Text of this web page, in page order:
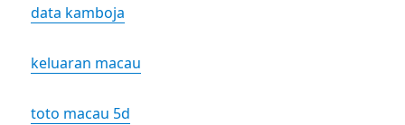
data kamboja
keluaran macau
toto macau 5d